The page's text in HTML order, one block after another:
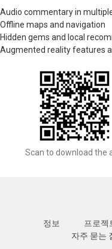
Audio commentary in
Offline maps and navigation
Hidden gems and local
Augmented reality features
Scan to download the
정보 프로젝
자주 묻는